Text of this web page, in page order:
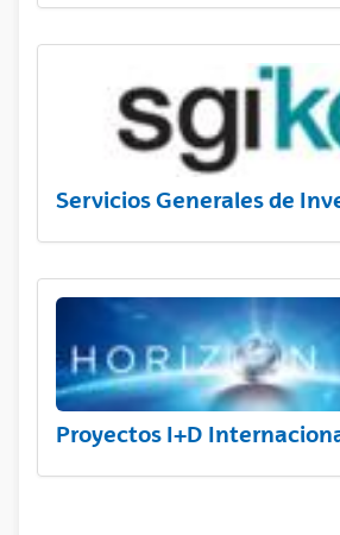
Servicios Generales de
Proyectos I+D